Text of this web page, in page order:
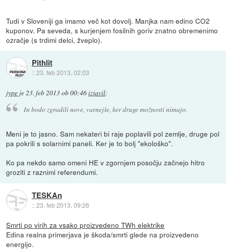
Tudi v Sloveniji ga imamo več kot dovolj. Manjka nam edino CO2
kuponov. Pa seveda, s kurjenjem fosilnih goriv znatno obremenimo
ozračje (s trdimi delci, žveplo).
Pithlit
::23. feb 2013, 02:03
jype je23. feb 2013 ob 00:46izjavil:
In bodo zgradili nove, varnejše, ker druge možnosti nimajo.
Meni je to jasno. Sam nekateri bi raje poplavili pol zemlje, druge pol
pa pokrili s solarnimi paneli. Ker je to bolj "ekološko".
Ko pa nekdo samo omeni HE v zgornjem posočju začnejo hitro
groziti z raznimi referendumi.
TESKAn
::23. feb 2013, 09:26
Smrti po virih za vsako proizvedeno TWh elektrike
Edina realna primerjava je škoda/smrti glede na proizvedeno
energijo.